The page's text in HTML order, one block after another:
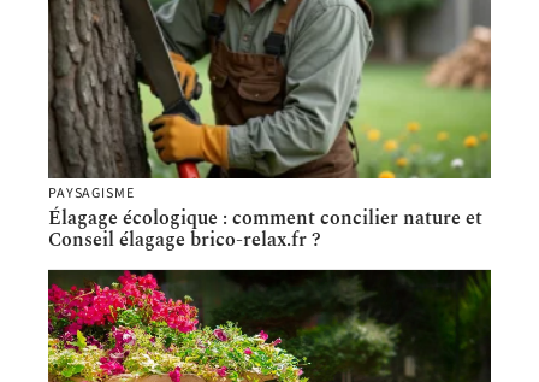
PAYSAGISME
Élagage écologique : comment concilier nature et
Conseil élagage brico-relax.fr ?